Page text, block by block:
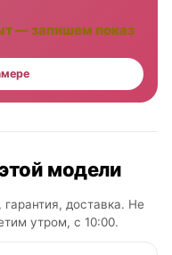
— запишем показ
модели
доставка. Не
утром, с 10:00.